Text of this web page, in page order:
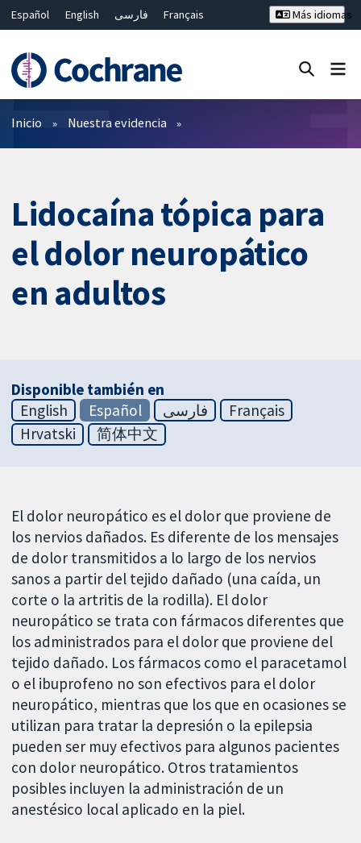
Español English فارسی
Français
Bahasa Malaysia
ไทย 繁體中文
Más idiomas
Filtros
Inicio Nuestra evidencia
Lidocaína tópica para
el dolor neuropático
en adultos
Disponible también en
English
Español فارسی
Français
Hrvatski
简体中文
El dolor neuropático es el dolor que proviene de
los nervios dañados. Es diferente de los mensajes
de dolor transmitidos a lo largo de los nervios
sanos a partir del tejido dañado (una caída, un
corte o la artritis de la rodilla). El dolor
neuropático se trata con fármacos diferentes que
los administrados para el dolor que proviene del
tejido dañado. Los fármacos como el paracetamol
o el ibuprofeno no son efectivos para el dolor
neuropático, mientras que los que en ocasiones se
utilizan para tratar la depresión o la epilepsia
pueden ser muy efectivos para algunos pacientes
con dolor neuropático. Otros tratamientos
posibles incluyen la administración de un
anestésico local aplicado en la piel.